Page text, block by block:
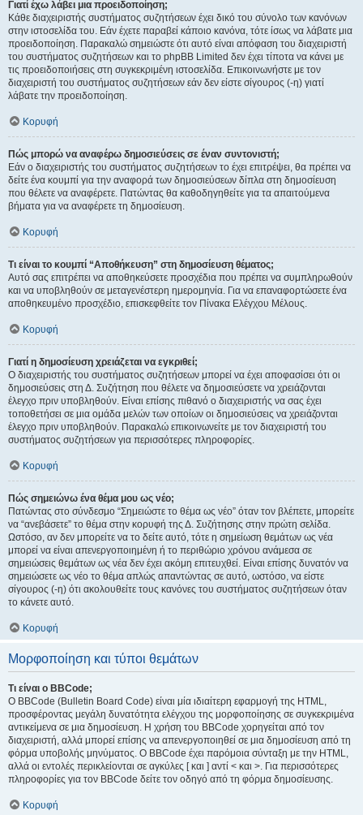
Γιατί έχω λάβει μια προειδοποίηση;
Κάθε διαχειριστής συστήματος συζητήσεων έχει δικό του σύνολο των κανόνων
στην ιστοσελίδα του. Εάν έχετε παραβεί κάποιο κανόνα, τότε ίσως να λάβατε μια
προειδοποίηση. Παρακαλώ σημειώστε ότι αυτό είναι απόφαση του διαχειριστή
του συστήματος συζητήσεων και το phpBB Limited δεν έχει τίποτα να κάνει με
τις προειδοποιήσεις στη συγκεκριμένη ιστοσελίδα. Επικοινωνήστε με τον
διαχειριστή του συστήματος συζητήσεων εάν δεν είστε σίγουρος (-η) γιατί
λάβατε την προειδοποίηση.
Κορυφή
Πώς μπορώ να αναφέρω δημοσιεύσεις σε έναν συντονιστή;
Εάν ο διαχειριστής του συστήματος συζητήσεων το έχει επιτρέψει, θα πρέπει να
δείτε ένα κουμπί για την αναφορά των δημοσιεύσεων δίπλα στη δημοσίευση
που θέλετε να αναφέρετε. Πατώντας θα καθοδηγηθείτε για τα απαιτούμενα
βήματα για να αναφέρετε τη δημοσίευση.
Κορυφή
Τι είναι το κουμπί “Αποθήκευση” στη δημοσίευση θέματος;
Αυτό σας επιτρέπει να αποθηκεύσετε προσχέδια που πρέπει να συμπληρωθούν
και να υποβληθούν σε μεταγενέστερη ημερομηνία. Για να επαναφορτώσετε ένα
αποθηκευμένο προσχέδιο, επισκεφθείτε τον Πίνακα Ελέγχου Μέλους.
Κορυφή
Γιατί η δημοσίευση χρειάζεται να εγκριθεί;
Ο διαχειριστής του συστήματος συζητήσεων μπορεί να έχει αποφασίσει ότι οι
δημοσιεύσεις στη Δ. Συζήτηση που θέλετε να δημοσιεύσετε να χρειάζονται
έλεγχο πριν υποβληθούν. Είναι επίσης πιθανό ο διαχειριστής να σας έχει
τοποθετήσει σε μια ομάδα μελών των οποίων οι δημοσιεύσεις να χρειάζονται
έλεγχο πριν υποβληθούν. Παρακαλώ επικοινωνείτε με τον διαχειριστή του
συστήματος συζητήσεων για περισσότερες πληροφορίες.
Κορυφή
Πώς σημειώνω ένα θέμα μου ως νέο;
Πατώντας στο σύνδεσμο “Σημειώστε το θέμα ως νέο” όταν τον βλέπετε, μπορείτε
να “ανεβάσετε” το θέμα στην κορυφή της Δ. Συζήτησης στην πρώτη σελίδα.
Ωστόσο, αν δεν μπορείτε να το δείτε αυτό, τότε η σημείωση θεμάτων ως νέα
μπορεί να είναι απενεργοποιημένη ή το περιθώριο χρόνου ανάμεσα σε
σημειώσεις θεμάτων ως νέα δεν έχει ακόμη επιτευχθεί. Είναι επίσης δυνατόν να
σημειώσετε ως νέο το θέμα απλώς απαντώντας σε αυτό, ωστόσο, να είστε
σίγουρος (-η) ότι ακολουθείτε τους κανόνες του συστήματος συζητήσεων όταν
το κάνετε αυτό.
Κορυφή
Μορφοποίηση και τύποι θεμάτων
Τι είναι ο BBCode;
Ο BBCode (Bulletin Board Code) είναι μία ιδιαίτερη εφαρμογή της HTML,
προσφέροντας μεγάλη δυνατότητα ελέγχου της μορφοποίησης σε συγκεκριμένα
αντικείμενα σε μια δημοσίευση. Η χρήση του BBCode χορηγείται από τον
διαχειριστή, αλλά μπορεί επίσης να απενεργοποιηθεί σε μια δημοσίευση από τη
φόρμα υποβολής μηνύματος. Ο BBCode έχει παρόμοια σύνταξη με την HTML,
αλλά οι εντολές περικλείονται σε αγκύλες [ και ] αντί < και >. Για περισσότερες
πληροφορίες για τον BBCode δείτε τον οδηγό από τη φόρμα δημοσίευσης.
Κορυφή